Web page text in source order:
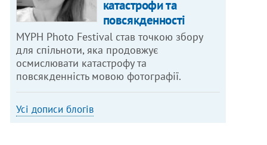
катастрофи та
повсякденності
MYPH Photo Festival став точкою збору
для спільноти, яка продовжує
осмислювати катастрофу та
повсякденність мовою фотографії.
Усі дописи блогів